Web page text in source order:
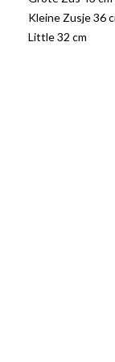
Kleine Zusje 36
Little 32 cm